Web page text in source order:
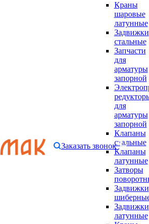
Краны
шаровые
латунные
Задвижки
стальные
Запчасти
для
арматуры
запорной
для
арматуры
запорной
Клапаны
стальные
Клапаны
латунные
Затворы
Задвижки
Задвижки
латунные
Заказать звонок